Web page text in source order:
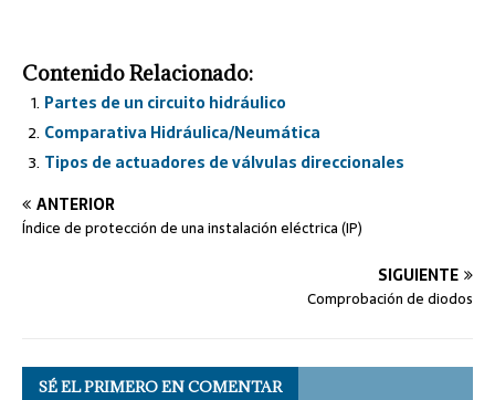
Contenido Relacionado:
Partes de un circuito hidráulico
Comparativa Hidráulica/Neumática
Tipos de actuadores de válvulas direccionales
ANTERIOR
Índice de protección de una instalación eléctrica (IP)
SIGUIENTE
Comprobación de diodos
SÉ EL PRIMERO EN COMENTAR